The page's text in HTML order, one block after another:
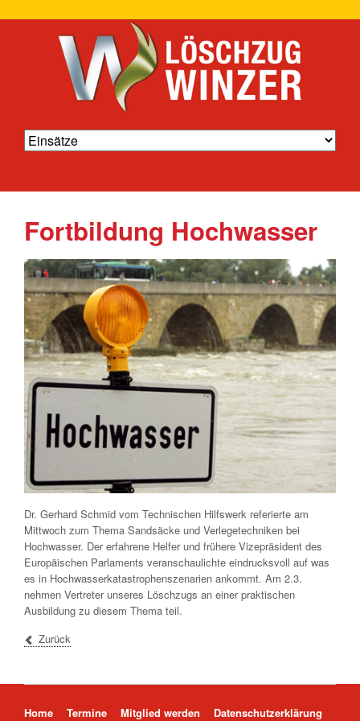
Fortbildung Hochwasser
Dr. Gerhard Schmid vom Technischen Hilfswerk referierte am
Mittwoch zum Thema Sandsäcke und Verlegetechniken bei
Hochwasser. Der erfahrene Helfer und frühere Vizepräsident des
Europäischen Parlaments veranschaulichte eindrucksvoll auf was
es in Hochwasserkatastrophenszenarien ankommt. Am 2.3.
nehmen Vertreter unseres Löschzugs an einer praktischen
Ausbildung zu diesem Thema teil.
Zurück
Navigation überspringen
Home Termine Mitglied werden Datenschutzerklärung